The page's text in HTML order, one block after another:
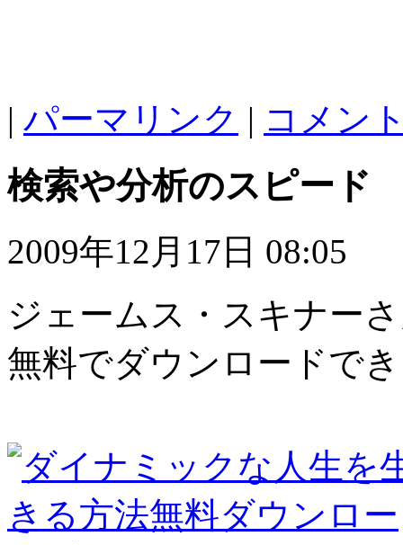
| パーマリンク | コメン
検索や分析のスピード
2009年12月17日 08:05
ジェームス・スキナー
無料でダウンロードで